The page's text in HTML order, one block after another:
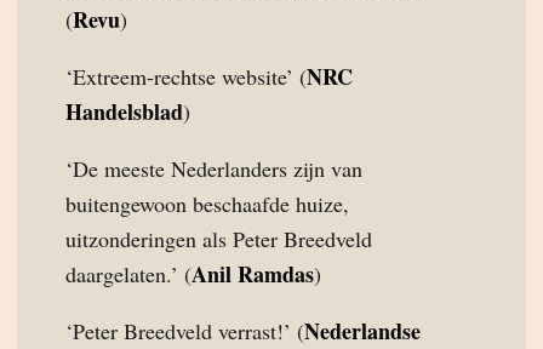
(Revu)
‘Extreem-rechtse website’ (NRC
Handelsblad)
‘De meeste Nederlanders zijn van
buitengewoon beschaafde huize,
uitzonderingen als Peter Breedveld
daargelaten.’ (Anil Ramdas)
‘Peter Breedveld verrast!’ (Nederlandse